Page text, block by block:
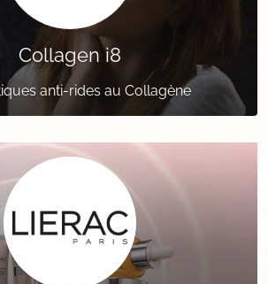
Collagen i8
anti-rides au Collagène